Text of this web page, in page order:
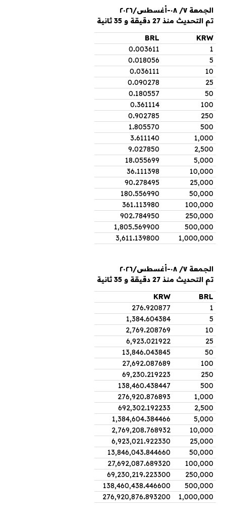
الجمعة ٧/ ٠٨-أغسطس/٢٠٢٦
تم التحديث منذ 27 دقيقة و 35 ثانية
KRW
BRL
1
0.003611
5
0.018056
10
0.036111
25
0.090278
50
0.180557
100
0.361114
250
0.902785
500
1.805570
1,000
3.611140
2,500
9.027850
5,000
18.055699
10,000
36.111398
25,000
90.278495
50,000
180.556990
100,000
361.113980
250,000
902.784950
500,000
1,805.569900
1,000,000
3,611.139800
الجمعة ٧/ ٠٨-أغسطس/٢٠٢٦
تم التحديث منذ 27 دقيقة و 35 ثانية
BRL
KRW
1
276.920877
5
1,384.604384
10
2,769.208769
25
6,923.021922
50
13,846.043845
100
27,692.087689
250
69,230.219223
500
138,460.438447
1,000
276,920.876893
2,500
692,302.192233
5,000
1,384,604.384466
10,000
2,769,208.768932
25,000
6,923,021.922330
50,000
13,846,043.844660
100,000
27,692,087.689320
250,000
69,230,219.223300
500,000
138,460,438.446600
1,000,000
276,920,876.893200